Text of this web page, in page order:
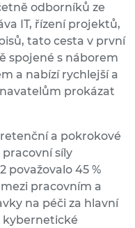
odborníků ze
IT, řízení projektů,
tato cesta v první
spojené s náborem
a nabízí rychlejší a
prokázat
a pokrokové
síly
považovalo 45 %
pracovním a
na péči za hlavní
kybernetické